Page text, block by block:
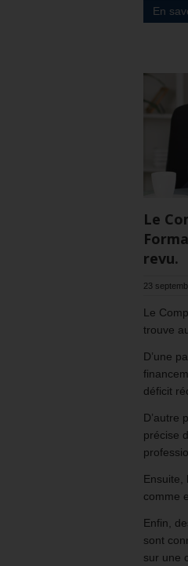
En
Le
revu.
23
Le
trouve
D’une
déficit
D’autre
précise
Ensuite,
comme
Enfin,
sont
sur une